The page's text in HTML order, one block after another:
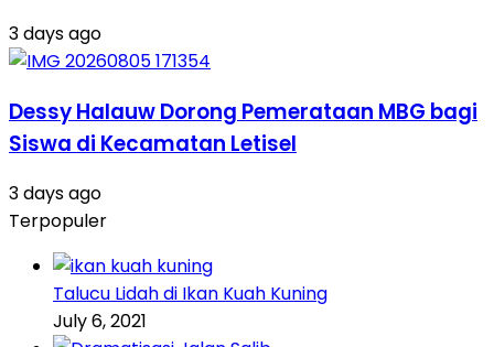
3 days ago
Dessy Halauw Dorong Pemerataan MBG bagi
Siswa di Kecamatan Letisel
3 days ago
Terpopuler
Talucu Lidah di Ikan Kuah Kuning
July 6, 2021